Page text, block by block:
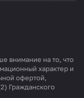
внимание на то, что
характер и
офертой,
Гражданского